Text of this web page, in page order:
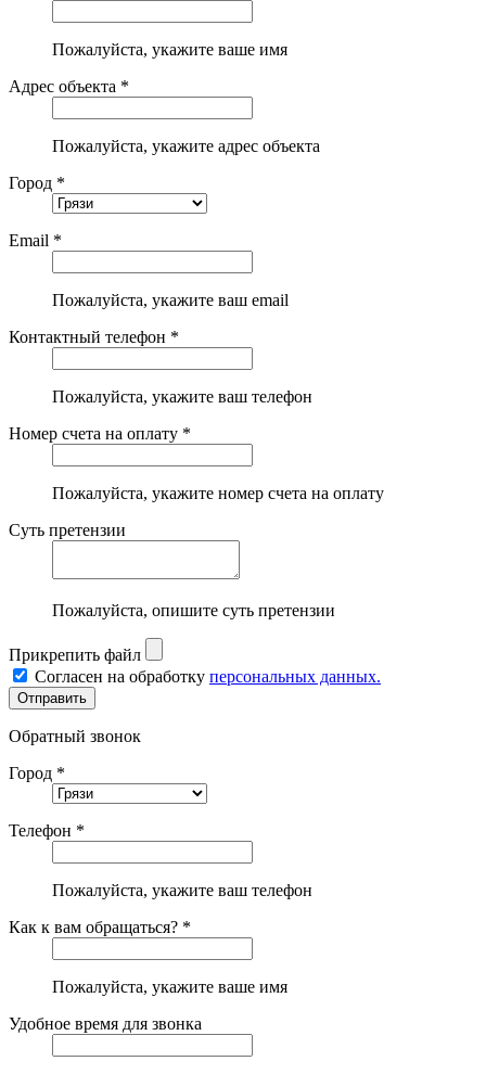
Пожалуйста, укажите ваше имя
Адрес объекта *
Пожалуйста, укажите адрес объекта
Город *
Email *
Пожалуйста, укажите ваш email
Контактный телефон *
Пожалуйста, укажите ваш телефон
Номер счета на оплату *
Пожалуйста, укажите номер счета на оплату
Суть претензии
Пожалуйста, опишите суть претензии
Прикрепить файл
Согласен на обработку персональных данных.
Обратный звонок
Город *
Телефон *
Пожалуйста, укажите ваш телефон
Как к вам обращаться? *
Пожалуйста, укажите ваше имя
Удобное время для звонка